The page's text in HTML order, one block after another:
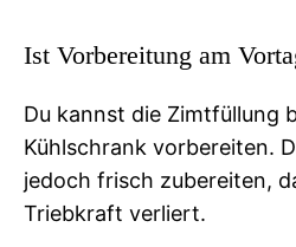
Ist Vorbereitung am
Du kannst die Zimtfüllung
Kühlschrank vorbereiten.
jedoch frisch zubereiten,
Triebkraft verliert.